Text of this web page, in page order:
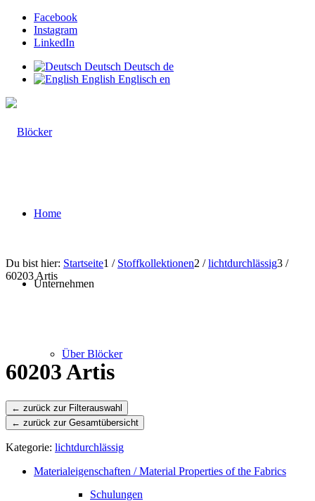
Facebook
Instagram
LinkedIn
Deutsch Deutsch de
English Englisch en
Home
Unternehmen
Über Blöcker
Leistungen
Schulungen
Du bist hier: Startseite1 / Stoffkollektionen2 / lichtdurchlässig3 /
60203 Artis
60203 Artis
← zurück zur Gesamtübersicht
Kategorie: lichtdurchlässig
Materialeigenschaften / Material Properties of the Fabrics